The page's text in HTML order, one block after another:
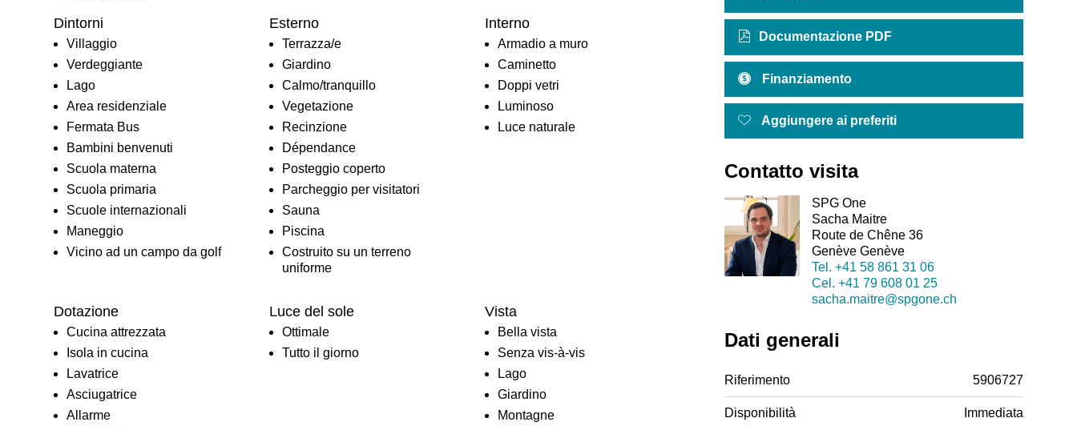
Dintorni
Villaggio
Verdeggiante
Lago
Area residenziale
Fermata Bus
Bambini benvenuti
Scuola materna
Scuola primaria
Scuole internazionali
Maneggio
Vicino ad un campo da golf
Esterno
Terrazza/e
Giardino
Calmo/tranquillo
Vegetazione
Recinzione
Dépendance
Posteggio coperto
Parcheggio per visitatori
Sauna
Piscina
Costruito su un terreno
uniforme
Interno
Armadio a muro
Caminetto
Doppi vetri
Luminoso
Luce naturale
Dotazione
Cucina attrezzata
Isola in cucina
Lavatrice
Asciugatrice
Allarme
Luce del sole
Ottimale
Tutto il giorno
Vista
Bella vista
Senza vis-à-vis
Lago
Giardino
Montagne
Documentazione PDF
Finanziamento
Aggiungere ai preferiti
Contatto visita
SPG One
Sacha Maitre
Route de Chêne 36
Genève Genève
Tel. +41 58 861 31 06
Cel. +41 79 608 01 25
sacha.maitre@spgone.ch
Dati generali
Riferimento 5906727
Disponibilità Immediata